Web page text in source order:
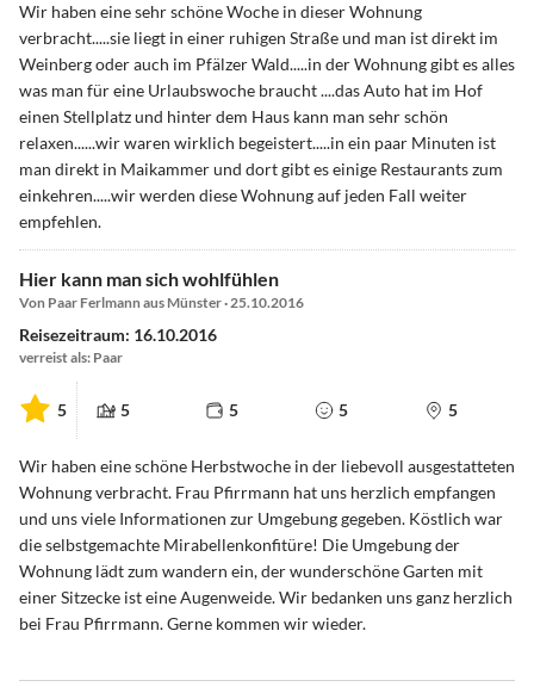
Wir haben eine sehr schöne Woche in dieser Wohnung
verbracht.....sie liegt in einer ruhigen Straße und man ist direkt im
Weinberg oder auch im Pfälzer Wald.....in der Wohnung gibt es alles
was man für eine Urlaubswoche braucht ....das Auto hat im Hof
einen Stellplatz und hinter dem Haus kann man sehr schön
relaxen......wir waren wirklich begeistert.....in ein paar Minuten ist
man direkt in Maikammer und dort gibt es einige Restaurants zum
einkehren.....wir werden diese Wohnung auf jeden Fall weiter
empfehlen.
Hier kann man sich wohlfühlen
Von Paar Ferlmann aus Münster · 25.10.2016
Reisezeitraum: 16.10.2016
verreist als: Paar
5 5 5 5 5
Wir haben eine schöne Herbstwoche in der liebevoll ausgestatteten
Wohnung verbracht. Frau Pfirrmann hat uns herzlich empfangen
und uns viele Informationen zur Umgebung gegeben. Köstlich war
die selbstgemachte Mirabellenkonfitüre! Die Umgebung der
Wohnung lädt zum wandern ein, der wunderschöne Garten mit
einer Sitzecke ist eine Augenweide. Wir bedanken uns ganz herzlich
bei Frau Pfirrmann. Gerne kommen wir wieder.